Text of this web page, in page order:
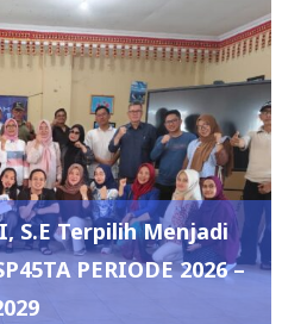
S.E Terpilih Menjadi
PERIODE 2026 –